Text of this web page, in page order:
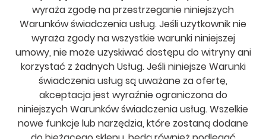
wyraża zgodę na przestrzeganie niniejszych
Warunków świadczenia usług. Jeśli użytkownik nie
wyraża zgody na wszystkie warunki niniejszej
umowy, nie może uzyskiwać dostępu do witryny ani
korzystać z żadnych Usług. Jeśli niniejsze Warunki
świadczenia usług są uważane za ofertę,
akceptacja jest wyraźnie ograniczona do
niniejszych Warunków świadczenia usług. Wszelkie
nowe funkcje lub narzędzia, które zostaną dodane